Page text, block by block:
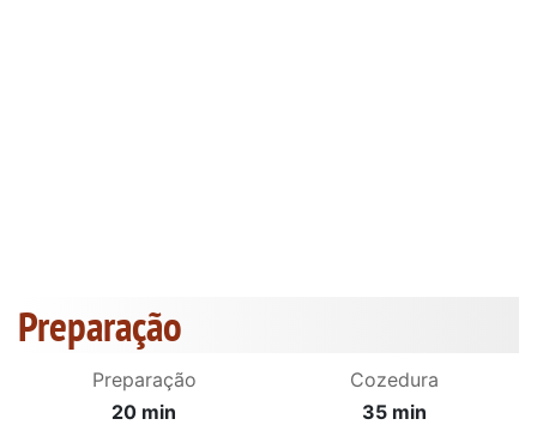
Preparação
Preparação
20 min
Cozedura
35 min